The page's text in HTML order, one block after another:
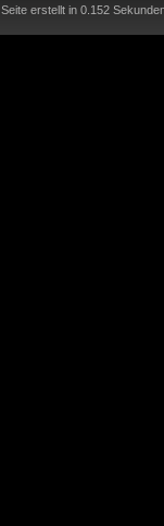
Seite erstellt in 0.152